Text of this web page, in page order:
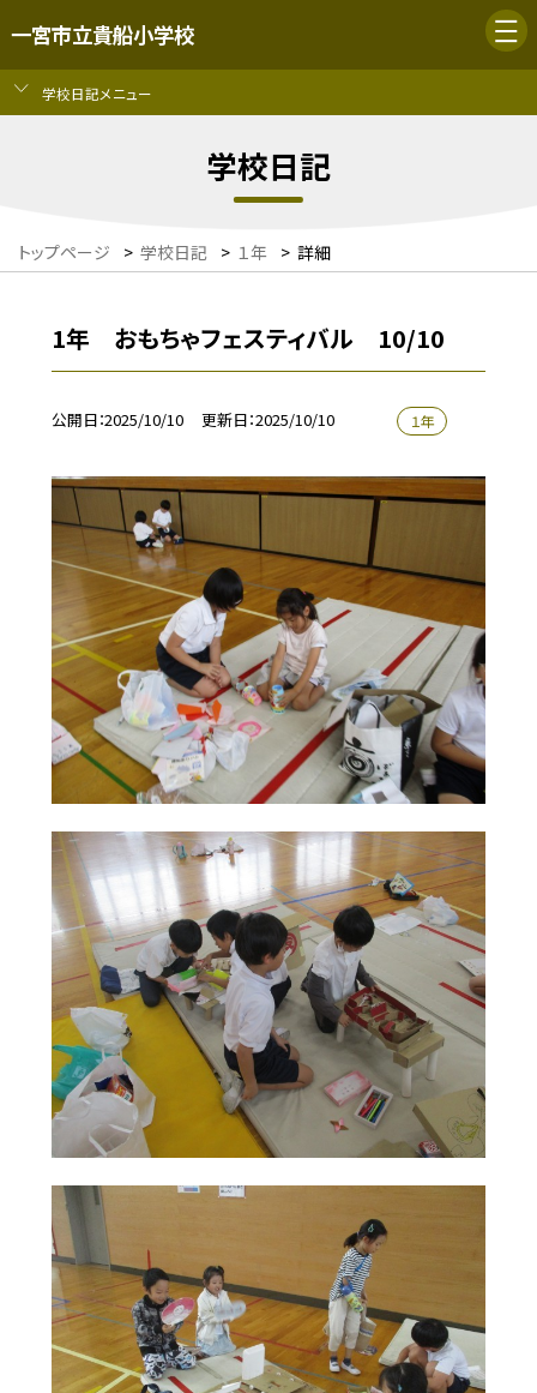
一宮市立貴船小学校
学校日記メニュー
学校日記
トップページ > 学校日記 > １年 > 詳細
1年 おもちゃフェスティバル 10/10
公開日 2025/10/10 更新日 2025/10/10 １年